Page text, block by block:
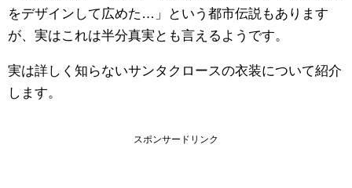
をデザインして広めた…」という都市伝説もあります
が、実はこれは半分真実とも言えるようです。
実は詳しく知らないサンタクロースの衣装について紹介
します。
スポンサードリンク